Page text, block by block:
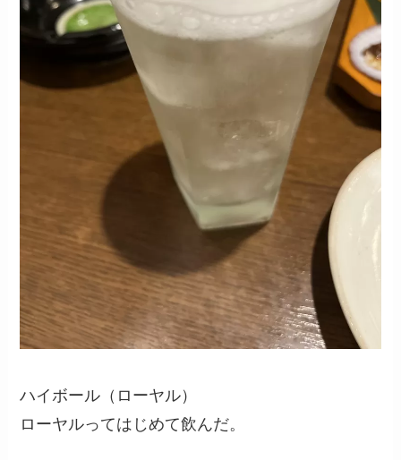
ハイボール（ローヤル）
ローヤルってはじめて飲んだ。